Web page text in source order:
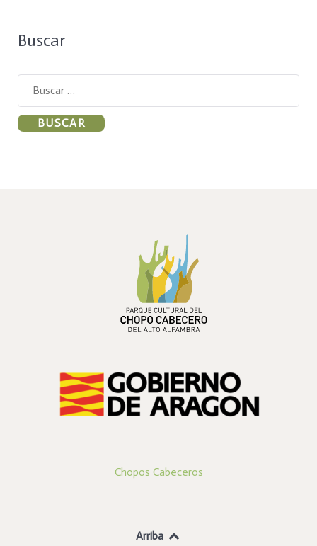
Buscar
Buscar:
PARQUE CULTURAL DEL
CHOPO CABECERO
DEL ALTO ALFAMBRA
Chopos Cabeceros
Arriba